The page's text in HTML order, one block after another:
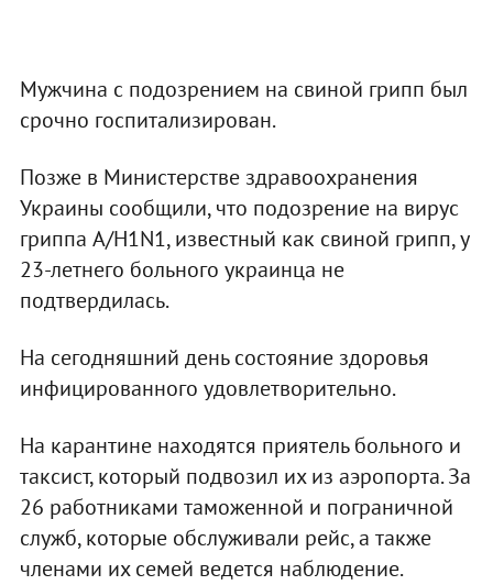
Мужчина с подозрением на свиной грипп был
срочно госпитализирован.
Позже в Министерстве здравоохранения
Украины сообщили, что подозрение на вирус
гриппа A/H1N1, известный как свиной грипп, у
23-летнего больного украинца не
подтвердилась.
На сегодняшний день состояние здоровья
инфицированного удовлетворительно.
На карантине находятся приятель больного и
таксист, который подвозил их из аэропорта. За
26 работниками таможенной и пограничной
служб, которые обслуживали рейс, а также
членами их семей ведется наблюдение.